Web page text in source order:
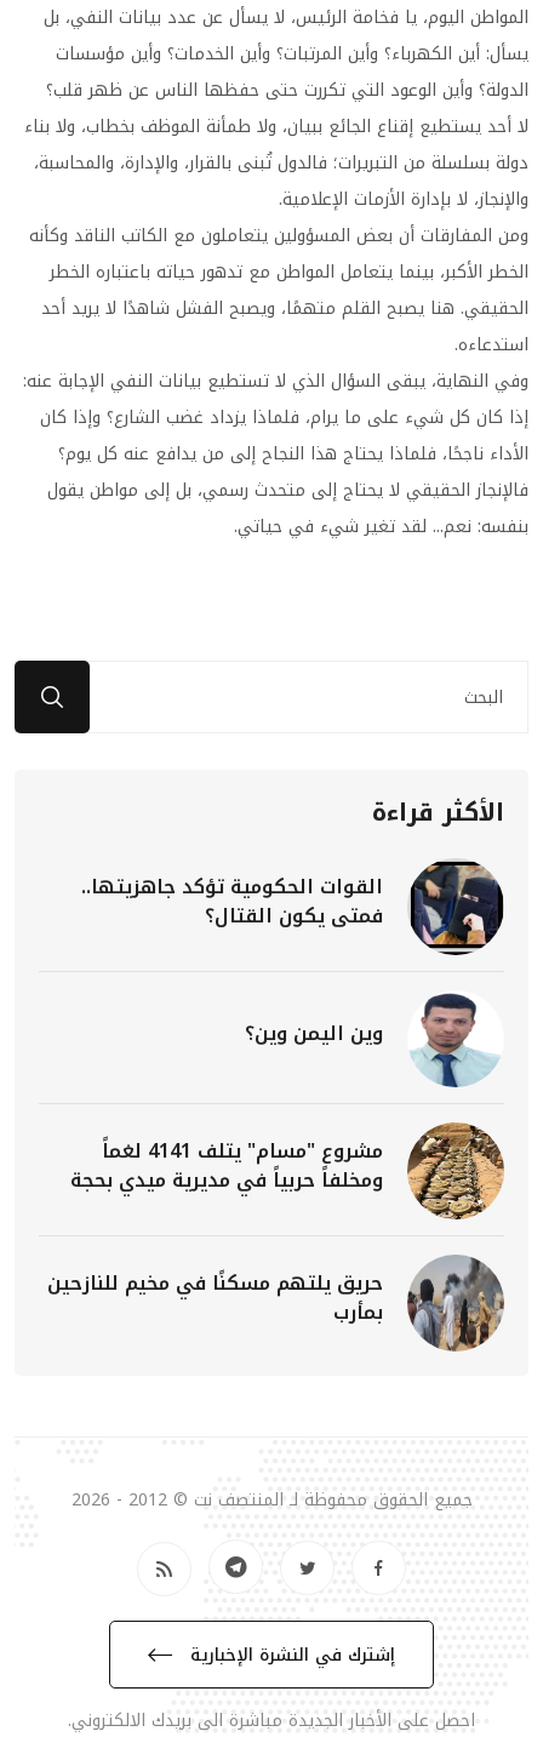
المواطن اليوم، يا فخامة الرئيس، لا يسأل عن عدد بيانات النفي، بل
يسأل: أين الكهرباء؟ وأين المرتبات؟ وأين الخدمات؟ وأين مؤسسات
الدولة؟ وأين الوعود التي تكررت حتى حفظها الناس عن ظهر قلب؟
لا أحد يستطيع إقناع الجائع ببيان، ولا طمأنة الموظف بخطاب، ولا بناء
دولة بسلسلة من التبريرات؛ فالدول تُبنى بالقرار، والإدارة، والمحاسبة،
والإنجاز، لا بإدارة الأزمات الإعلامية.
ومن المفارقات أن بعض المسؤولين يتعاملون مع الكاتب الناقد وكأنه
الخطر الأكبر، بينما يتعامل المواطن مع تدهور حياته باعتباره الخطر
الحقيقي. هنا يصبح القلم متهمًا، ويصبح الفشل شاهدًا لا يريد أحد
استدعاءه.
وفي النهاية، يبقى السؤال الذي لا تستطيع بيانات النفي الإجابة عنه:
إذا كان كل شيء على ما يرام، فلماذا يزداد غضب الشارع؟ وإذا كان
الأداء ناجحًا، فلماذا يحتاج هذا النجاح إلى من يدافع عنه كل يوم؟
فالإنجاز الحقيقي لا يحتاج إلى متحدث رسمي، بل إلى مواطن يقول
بنفسه: نعم... لقد تغير شيء في حياتي.
الأكثر قراءة
القوات الحكومية تؤكد جاهزيتها..
فمتى يكون القتال؟
وين اليمن وين؟
مشروع "مسام" يتلف 4141 لغماً
ومخلفاً حربياً في مديرية ميدي بحجة
حريق يلتهم مسكنًا في مخيم للنازحين
بمأرب
جميع الحقوق محفوظة لـ المنتصف نت © 2012 - 2026
إشترك في النشرة الإخبارية
احصل على الأخبار الجديدة مباشرة الى بريدك الالكتروني.